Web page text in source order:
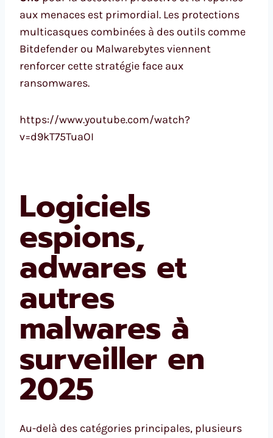
aux menaces est primordial. Les protections
multicasques combinées à des outils comme
Bitdefender ou Malwarebytes viennent
renforcer cette stratégie face aux
ransomwares.
https://www.youtube.com/watch?
v=d9kT75TuaOI
Logiciels
espions,
adwares et
autres
malwares à
surveiller en
2025
Au-delà des catégories principales, plusieurs